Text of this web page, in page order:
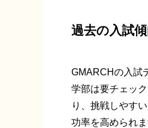
過去の入試
GMARCHの入試
学部は要チェッ
り、挑戦しやす
功率を高められま